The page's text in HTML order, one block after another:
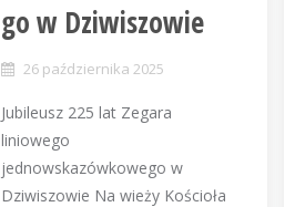
go w Dziwiszowie
26 października 2025
Jubileusz 225 lat Zegara
liniowego
jednowskazówkowego w
Dziwiszowie Na wieży Kościoła